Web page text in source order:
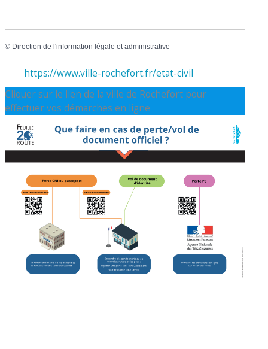
© Direction de l'information légale et administrative
https://www.ville-rochefort.fr/etat-civil
Cliquer sur le lien de la ville de Rochefort pour
effectuer vos démarches en ligne